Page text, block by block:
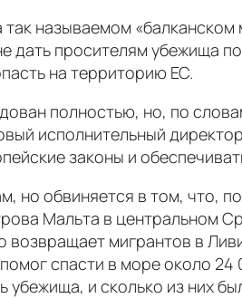
называемом
просителям убежища
на территорию ЕС.
полностью, но, по
исполнительный
законы и
но обвиняется в том, что,
Мальта в центральном
мигрантов в
спасти в море около 24
и сколько из них